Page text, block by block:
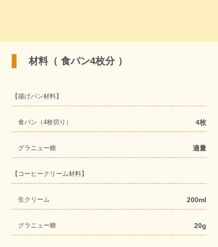
材料（ 食パン4枚分 ）
【揚げパン材料】
食パン（4枚切り） 4枚
グラニュー糖 適量
【コーヒークリーム材料】
生クリーム 200ml
グラニュー糖 20g